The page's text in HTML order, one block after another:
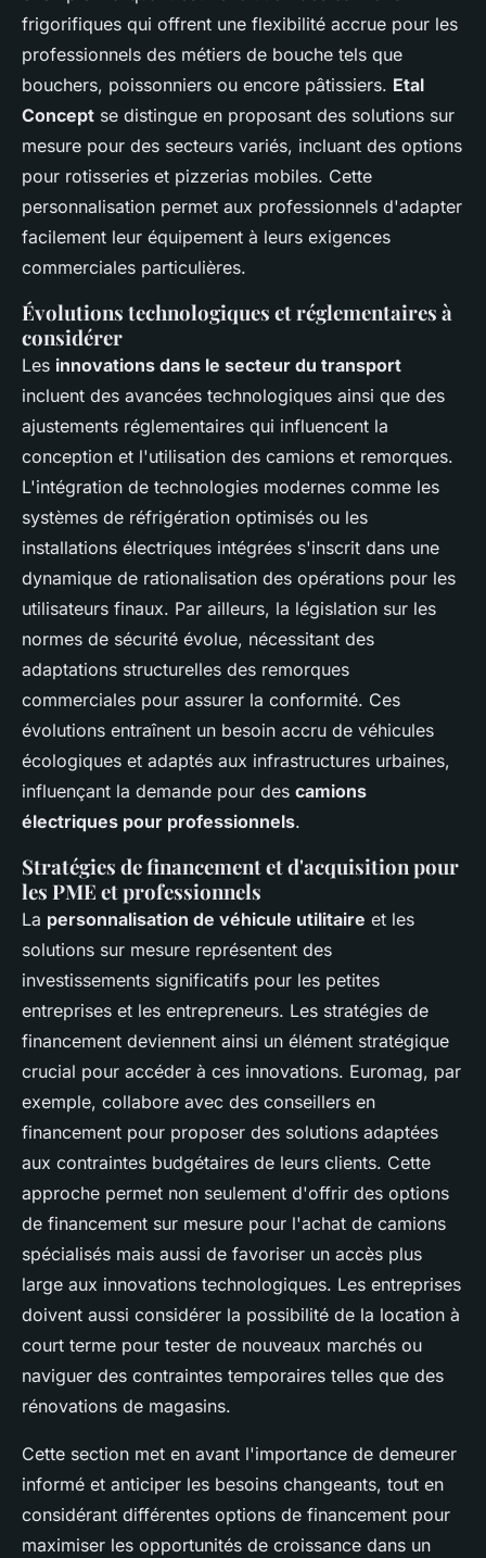
frigorifiques qui offrent une flexibilité accrue pour les
professionnels des métiers de bouche tels que
bouchers, poissonniers ou encore pâtissiers. Etal
Concept se distingue en proposant des solutions sur
mesure pour des secteurs variés, incluant des options
pour rotisseries et pizzerias mobiles. Cette
personnalisation permet aux professionnels d'adapter
facilement leur équipement à leurs exigences
commerciales particulières.
Évolutions technologiques et réglementaires à
considérer
Les innovations dans le secteur du transport
incluent des avancées technologiques ainsi que des
ajustements réglementaires qui influencent la
conception et l'utilisation des camions et remorques.
L'intégration de technologies modernes comme les
systèmes de réfrigération optimisés ou les
installations électriques intégrées s'inscrit dans une
dynamique de rationalisation des opérations pour les
utilisateurs finaux. Par ailleurs, la législation sur les
normes de sécurité évolue, nécessitant des
adaptations structurelles des remorques
commerciales pour assurer la conformité. Ces
évolutions entraînent un besoin accru de véhicules
écologiques et adaptés aux infrastructures urbaines,
influençant la demande pour des camions
électriques pour professionnels.
Stratégies de financement et d'acquisition pour
les PME et professionnels
La personnalisation de véhicule utilitaire et les
solutions sur mesure représentent des
investissements significatifs pour les petites
entreprises et les entrepreneurs. Les stratégies de
financement deviennent ainsi un élément stratégique
crucial pour accéder à ces innovations. Euromag, par
exemple, collabore avec des conseillers en
financement pour proposer des solutions adaptées
aux contraintes budgétaires de leurs clients. Cette
approche permet non seulement d'offrir des options
de financement sur mesure pour l'achat de camions
spécialisés mais aussi de favoriser un accès plus
large aux innovations technologiques. Les entreprises
doivent aussi considérer la possibilité de la location à
court terme pour tester de nouveaux marchés ou
naviguer des contraintes temporaires telles que des
rénovations de magasins.
Cette section met en avant l'importance de demeurer
informé et anticiper les besoins changeants, tout en
considérant différentes options de financement pour
maximiser les opportunités de croissance dans un